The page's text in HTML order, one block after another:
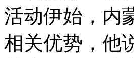
活动伊始，内
相关优势，他